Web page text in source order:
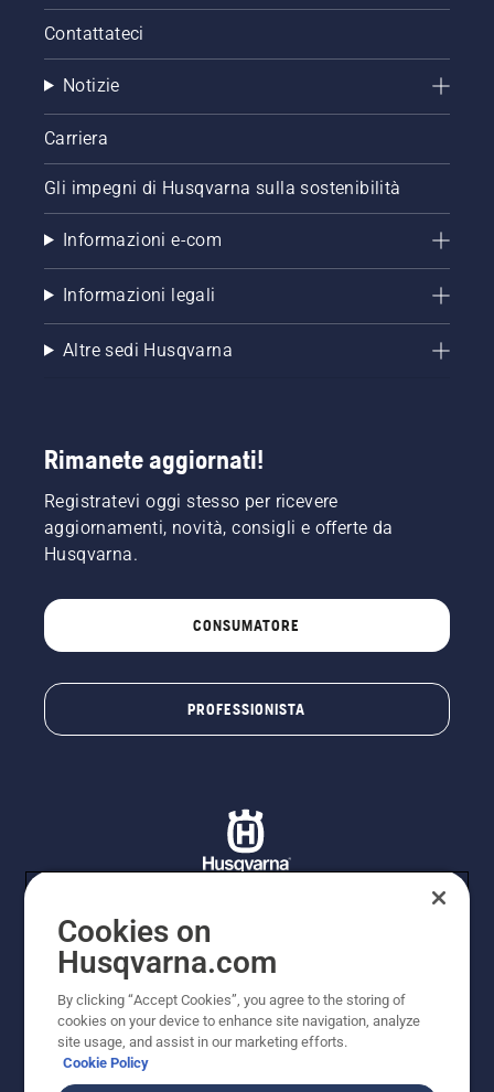
Contattateci
Notizie
Carriera
Gli impegni di Husqvarna sulla sostenibilità
Informazioni e-com
Informazioni legali
Altre sedi Husqvarna
Rimanete aggiornati!
Registratevi oggi stesso per ricevere
aggiornamenti, novità, consigli e offerte da
Husqvarna.
CONSUMATORE
PROFESSIONISTA
© Husqvarna AB (publ). Tutti i diritti riservati. I prezzi
proposti sono prezzi consigliati non vincolanti di
aderenti all’iniziativa, a meno che il prodotto non sia
disponibile per l'acquisto diretto. Prezzi in CHF
comprensivi di IVA all’ 8,1% e TRA. Con riserva di errori e
modifiche di forma, tecnologia, dotazione e prezzo.
Cookies on
Husqvarna.com
By clicking “Accept Cookies”, you agree to the storing of
cookies on your device to enhance site navigation, analyze
site usage, and assist in our marketing efforts.
Cookie Policy